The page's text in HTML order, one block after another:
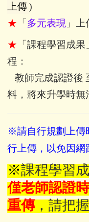
上傳)
★ 「 多元表現 」
★ 「課程學習成
程：
教師完成認證後
料，將來升學時無
※請自行規劃上傳
行上傳，以免因
※課程學習
僅老師認證時
重傳 ，請把